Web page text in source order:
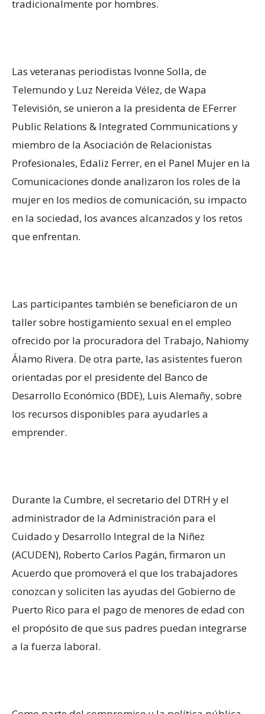
tradicionalmente por hombres.
Las veteranas periodistas Ivonne Solla, de
Telemundo y Luz Nereida Vélez, de Wapa
Televisión, se unieron a la presidenta de EFerrer
Public Relations & Integrated Communications y
miembro de la Asociación de Relacionistas
Profesionales, Edaliz Ferrer, en el Panel Mujer en la
Comunicaciones donde analizaron los roles de la
mujer en los medios de comunicación, su impacto
en la sociedad, los avances alcanzados y los retos
que enfrentan.
Las participantes también se beneficiaron de un
taller sobre hostigamiento sexual en el empleo
ofrecido por la procuradora del Trabajo, Nahiomy
Álamo Rivera. De otra parte, las asistentes fueron
orientadas por el presidente del Banco de
Desarrollo Económico (BDE), Luis Alemañy, sobre
los recursos disponibles para ayudarles a
emprender.
Durante la Cumbre, el secretario del DTRH y el
administrador de la Administración para el
Cuidado y Desarrollo Integral de la Niñez
(ACUDEN), Roberto Carlos Pagán, firmaron un
Acuerdo que promoverá el que los trabajadores
conozcan y soliciten las ayudas del Gobierno de
Puerto Rico para el pago de menores de edad con
el propósito de que sus padres puedan integrarse
a la fuerza laboral.